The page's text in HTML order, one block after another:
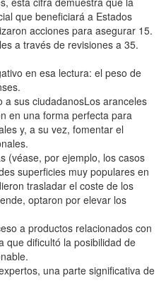
que beneficiará a Estados
acciones para asegurar 15.
a través de revisiones a 35.
en esa lectura: el peso de
a sus ciudadanosLos aranceles
en una forma perfecta para
y, a su vez, fomentar el
(véase, por ejemplo, los casos
superficies muy populares en
trasladar el coste de los
optaron por elevar los
a productos relacionados con
que dificultó la posibilidad de
una parte significativa de